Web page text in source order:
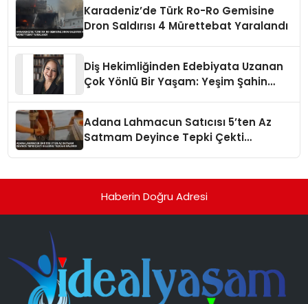
Karadeniz’de Türk Ro-Ro Gemisine
Dron Saldırısı 4 Mürettebat Yaralandı
Diş Hekimliğinden Edebiyata Uzanan
Çok Yönlü Bir Yaşam: Yeşim Şahin
Adana Lahmacun Satıcısı 5’ten Az
Satmam Deyince Tepki Çekti
Haberin Doğru Adresi